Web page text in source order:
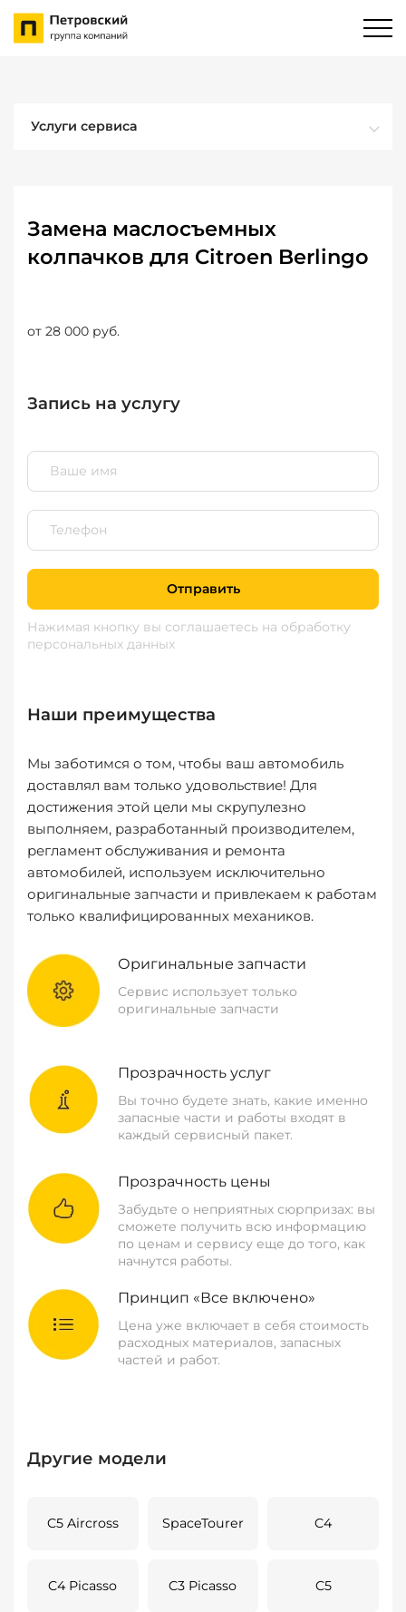
Услуги сервиса
Замена маслосъемных
колпачков для Citroen Berlingo
от 28 000 руб.
Запись на услугу
Отправить
Нажимая кнопку вы соглашаетесь на обработку
персональных данных
Наши преимущества
Мы заботимся о том, чтобы ваш автомобиль
доставлял вам только удовольствие! Для
достижения этой цели мы скрупулезно
выполняем, разработанный производителем,
регламент обслуживания и ремонта
автомобилей, используем исключительно
оригинальные запчасти и привлекаем к работам
только квалифицированных механиков.
Оригинальные запчасти
Сервис использует только
оригинальные запчасти
Прозрачность услуг
Вы точно будете знать, какие именно
запасные части и работы входят в
каждый сервисный пакет.
Прозрачность цены
Забудьте о неприятных сюрпризах: вы
сможете получить всю информацию
по ценам и сервису еще до того, как
начнутся работы.
Принцип «Все включено»
Цена уже включает в себя стоимость
расходных материалов, запасных
частей и работ.
Другие модели
C5 Aircross SpaceTourer C4
C4 Picasso C3 Picasso C5